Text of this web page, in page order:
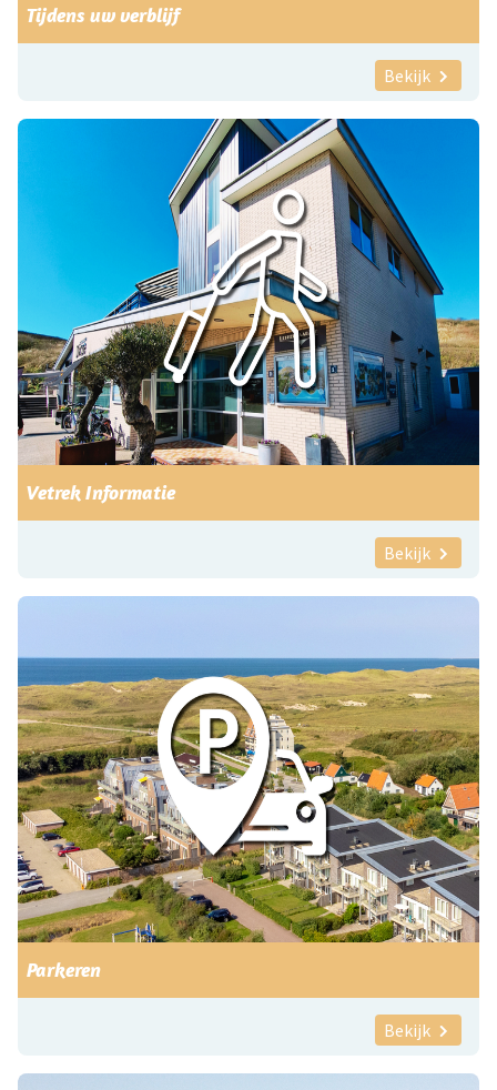
Tijdens uw verblijf
Bekijk
Vetrek Informatie
Bekijk
Parkeren
Bekijk